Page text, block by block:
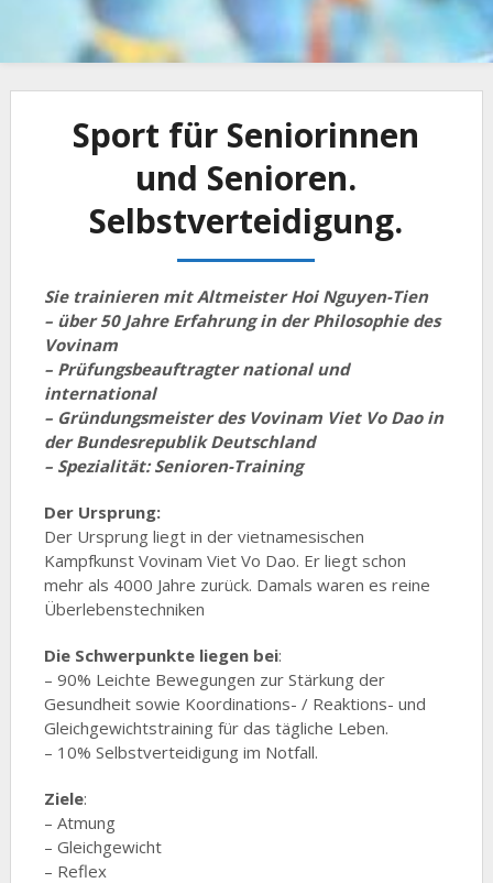
Sport für Seniorinnen
und Senioren.
Selbstverteidigung.
Sie trainieren mit Altmeister Hoi Nguyen-Tien
– über 50 Jahre Erfahrung in der Philosophie des
Vovinam
– Prüfungsbeauftragter national und
international
– Gründungsmeister des Vovinam Viet Vo Dao in
der Bundesrepublik Deutschland
– Spezialität: Senioren-Training
Der Ursprung:
Der Ursprung liegt in der vietnamesischen
Kampfkunst Vovinam Viet Vo Dao. Er liegt schon
mehr als 4000 Jahre zurück. Damals waren es reine
Überlebenstechniken
Die Schwerpunkte liegen bei:
– 90% Leichte Bewegungen zur Stärkung der
Gesundheit sowie Koordinations- / Reaktions- und
Gleichgewichtstraining für das tägliche Leben.
– 10% Selbstverteidigung im Notfall.
Ziele:
– Atmung
– Gleichgewicht
– Reflex